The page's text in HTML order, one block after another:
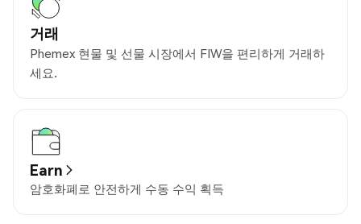
거래
Phemex 현물 및 선물 시장에서 FIW을 편리하게 거래하
세요.
Earn
암호화폐로 안전하게 수동 수익 획득